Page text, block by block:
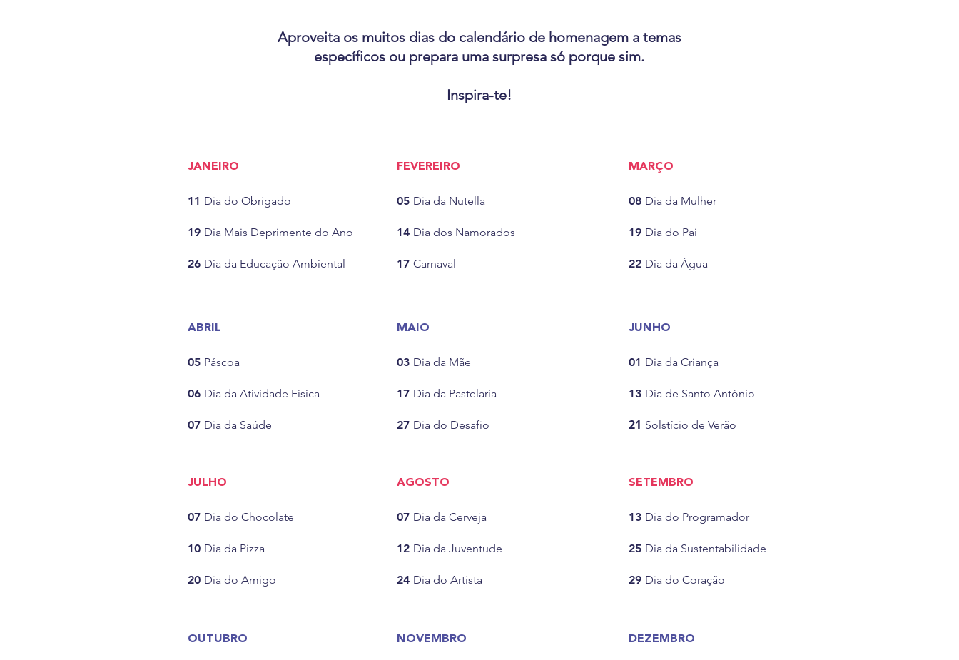
Aproveita os muitos dias do calendário de homenagem a temas
específicos ou prepara uma surpresa só porque sim.
Inspira-te!
JANEIRO
11 Dia do Obrigado
19 Dia Mais Deprimente do Ano
26 Dia da Educação Ambiental
FEVEREIRO
05 Dia da Nutella
14 Dia dos Namorados
17 Carnaval
MARÇO
08 Dia da Mulher
19 Dia do Pai
22 Dia da Água
ABRIL
05 Páscoa
06 Dia da Atividade Física
07 Dia da Saúde
MAIO
03 Dia da Mãe
17 Dia da Pastelaria
27 Dia do Desafio
JUNHO
01 Dia da Criança
13 Dia de Santo António
21 Solstício de Verão
JULHO
07 Dia do Chocolate
10 Dia da Pizza
20 Dia do Amigo
AGOSTO
07 Dia da Cerveja
12 Dia da Juventude
24 Dia do Artista
SETEMBRO
13 Dia do Programador
25 Dia da Sustentabilidade
29 Dia do Coração
OUTUBRO NOVEMBRO DEZEMBRO